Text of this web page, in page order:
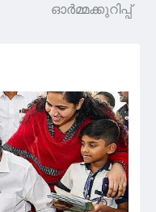
ഓർമ്മക്കുറിപ്പ്